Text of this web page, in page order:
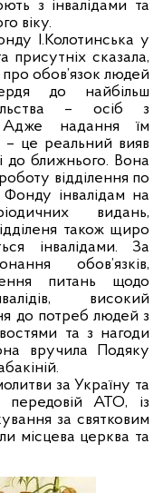
з інвалідами та
віку.
І.Колотинська у
присутніх сказала,
обов’язок людей
до найбільш
– осіб з
Адже надання їм
це реальний вияв
до ближнього. Вона
відділення по
інвалідам на
видань,
також щиро
інвалідами. За
обов’язків,
питань щодо
високий
до потреб людей з
та з нагоди
вручила Подяку
за Україну та
АТО, із
за святковим
місцева церква та